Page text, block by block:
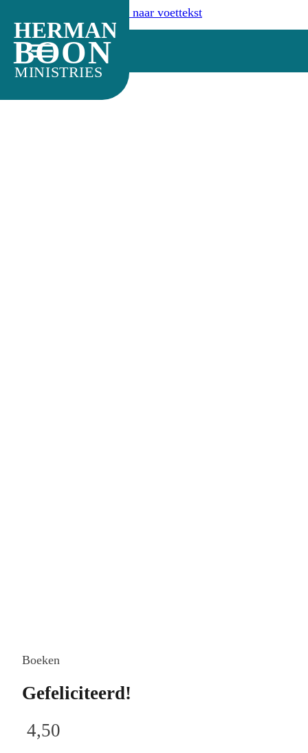
Ga naar voettekst
MINISTRIES
BOON
HERMAN
Boeken
Gefeliciteerd!
4,50